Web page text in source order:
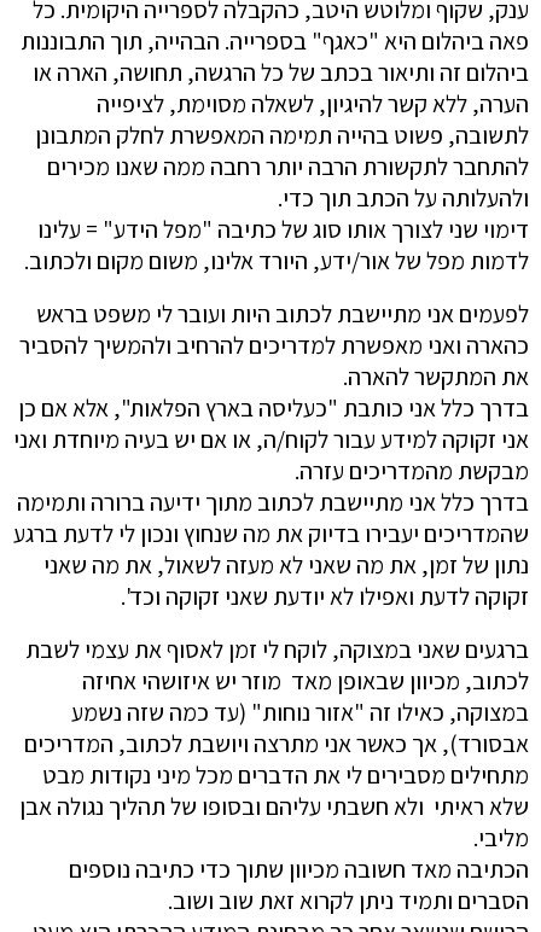
ענק, שקוף ומלוטש היטב, כהקבלה לספרייה היקומית. כל
פאה ביהלום היא "כאגף" בספרייה. הבהייה, תוך התבוננות
ביהלום זה ותיאור בכתב של כל הרגשה, תחושה, הארה או
הערה, ללא קשר להיגיון, לשאלה מסוימת, לציפייה
לתשובה, פשוט בהייה תמימה המאפשרת לחלק המתבונן
להתחבר לתקשורת הרבה יותר רחבה ממה שאנו מכירים
ולהעלותה על הכתב תוך כדי.
דימוי שני לצורך אותו סוג של כתיבה "מפל הידע" = עלינו
לדמות מפל של אור/ידע, היורד אלינו, משום מקום ולכתוב.
לפעמים אני מתיישבת לכתוב היות ועובר לי משפט בראש
כהארה ואני מאפשרת למדריכים להרחיב ולהמשיך להסביר
את המתקשר להארה.
בדרך כלל אני כותבת "כעליסה בארץ הפלאות", אלא אם כן
אני זקוקה למידע עבור לקוח/ה, או אם יש בעיה מיוחדת ואני
מבקשת מהמדריכים עזרה.
בדרך כלל אני מתיישבת לכתוב מתוך ידיעה ברורה ותמימה
שהמדריכים יעבירו בדיוק את מה שנחוץ ונכון לי לדעת ברגע
נתון של זמן, את מה שאני לא מעזה לשאול, את מה שאני
זקוקה לדעת ואפילו לא יודעת שאני זקוקה וכד'.
ברגעים שאני במצוקה, לוקח לי זמן לאסוף את עצמי לשבת
לכתוב, מכיוון שבאופן מאד מוזר יש איזושהי אחיזה
במצוקה, כאילו זה "אזור נוחות" (עד כמה שזה נשמע
אבסורד), אך כאשר אני מתרצה ויושבת לכתוב, המדריכים
מתחילים מסבירים לי את הדברים מכל מיני נקודות מבט
שלא ראיתי ולא חשבתי עליהם ובסופו של תהליך נגולה אבן
מליבי.
הכתיבה מאד חשובה מכיוון שתוך כדי כתיבה נוספים
הסברים ותמיד ניתן לקרוא זאת שוב ושוב.